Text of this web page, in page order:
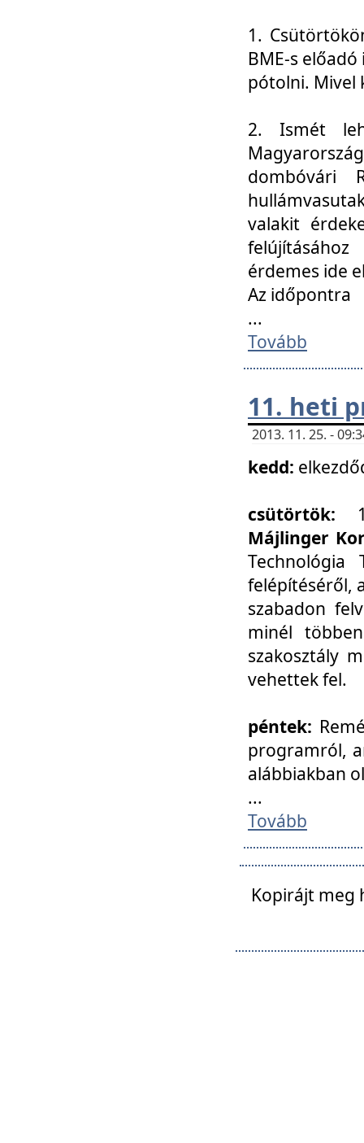
1.
BME-s
pótolni. Mivel
2. Ismét
dombóvári
valakit
érdemes ide
Az időpontra
...
Tovább
11. heti
2013. 11. 25. -
kedd:
csütörtök:
Májlinger
Technológia
felépítéséről,
szabadon
minél
szakosztály
vehettek fel.
péntek:
programról,
alábbiakban
...
Tovább
Kopirájt meg